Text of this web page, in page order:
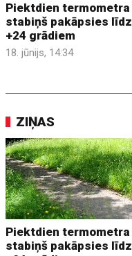
Piektdien termometra
stabiņš pakāpsies līdz
+24 grādiem
18. jūnijs, 14:34
ZIŅAS
Piektdien termometra
stabiņš pakāpsies līdz